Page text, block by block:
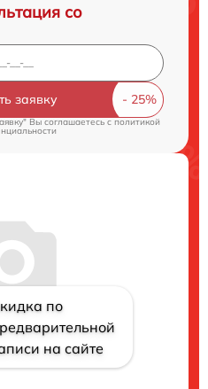
со
заявку
Вы соглашаетесь cполитикой
по
на сайте